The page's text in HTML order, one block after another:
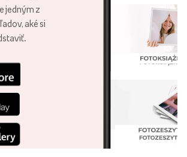
jedným z
aké si